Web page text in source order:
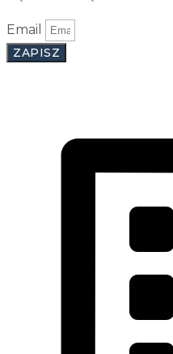
Email
ZAPISZ